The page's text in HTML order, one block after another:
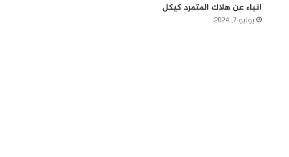
انباء عن هلاك المتمرد كيكل
يوليو 7, 2024